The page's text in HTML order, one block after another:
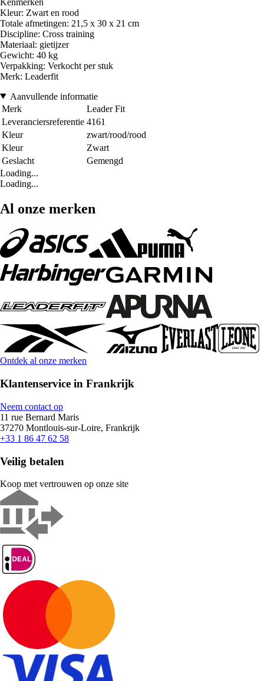
Kleur: Zwart en rood
Totale afmetingen: 21,5 x 30 x 21 cm
Discipline: Cross training
Materiaal: gietijzer
Gewicht: 40 kg
Verpakking: Verkocht per stuk
Merk: Leaderfit
Aanvullende informatie
Merk
Leader Fit
Leveranciersreferentie 4161
Kleur
zwart/rood/rood
Kleur
Zwart
Geslacht
Gemengd
Loading...
Loading...
Al onze merken
Ontdek al onze merken
Klantenservice in Frankrijk
Neem contact op
11 rue Bernard Maris
37270 Montlouis-sur-Loire, Frankrijk
+33 1 86 47 62 58
Veilig betalen
Koop met vertrouwen op onze site